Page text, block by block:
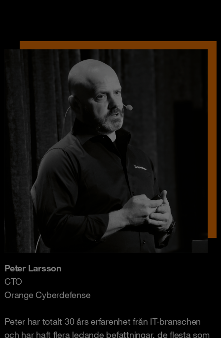
Peter Larsson
CTO
Orange Cyberdefense
Peter har totalt 30 års erfarenhet från IT-branschen
och har haft flera ledande befattningar, de flesta som